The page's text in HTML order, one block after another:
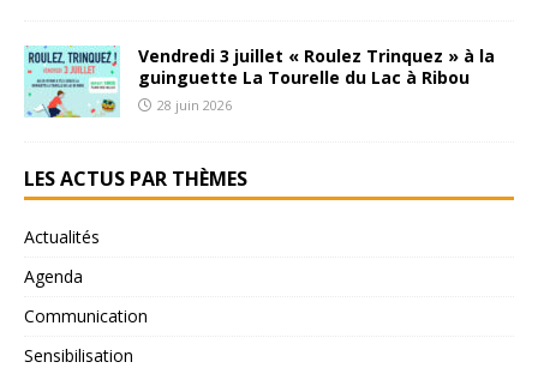
Vendredi 3 juillet « Roulez Trinquez » à la
guinguette La Tourelle du Lac à Ribou
28 juin 2026
LES ACTUS PAR THÈMES
Actualités
Agenda
Communication
Sensibilisation